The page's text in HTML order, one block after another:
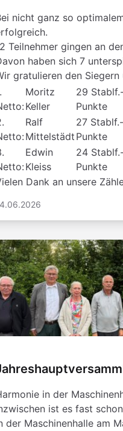
nicht ganz so
Teilnehmer gingen an
haben sich 7
gratulieren den
Moritz
Keller
29
Punkte
Ralf
Mittelstädt
27 Stablf.-
Punkte
Edwin
Kleiss
24
Punkte
Dank an unsere
in der
ist es fast
der Maschinenhalle am